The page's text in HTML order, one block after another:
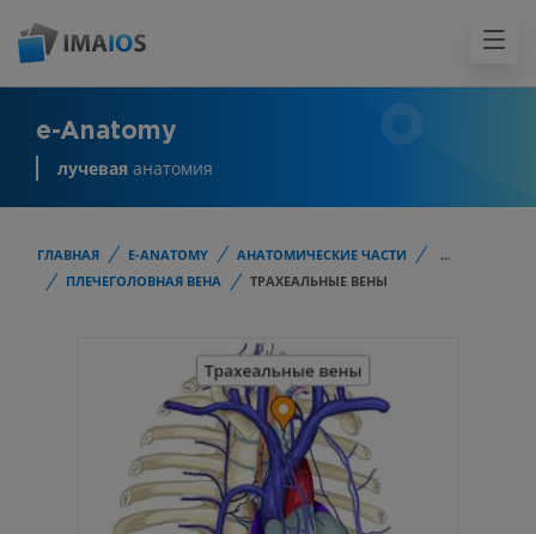
e-Anatomy
лучевая анатомия
ГЛАВНАЯ E-ANATOMY АНАТОМИЧЕСКИЕ ЧАСТИ
...
ПЛЕЧЕГОЛОВНАЯ ВЕНА
ТРАХЕАЛЬНЫЕ ВЕНЫ